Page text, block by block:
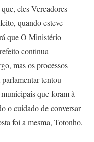
eles Vereadores
quando esteve
que O Ministério
continua
mas os processos
tentou
que foram à
o cuidado de conversar
foi a mesma, Totonho,